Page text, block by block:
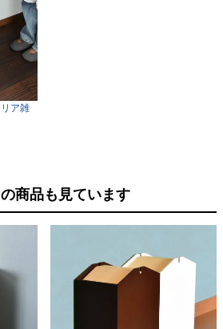
ア雑
商品も見ています